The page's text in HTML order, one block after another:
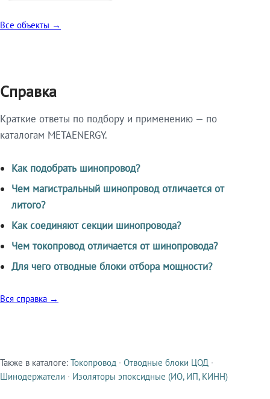
Все объекты →
Справка
Краткие ответы по подбору и применению — по
каталогам METAENERGY.
Как подобрать шинопровод?
Чем магистральный шинопровод отличается от
литого?
Как соединяют секции шинопровода?
Чем токопровод отличается от шинопровода?
Для чего отводные блоки отбора мощности?
Вся справка →
Смежные продукты
Также в каталоге: Токопровод · Отводные блоки ЦОД ·
Шинодержатели · Изоляторы эпоксидные (ИО, ИП, КИНН)